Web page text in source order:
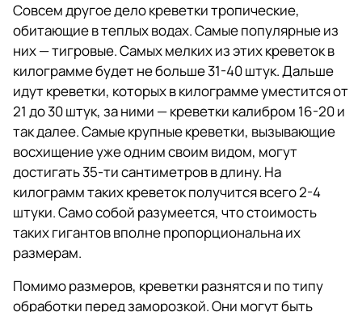
Совсем другое дело креветки тропические,
обитающие в теплых водах. Самые популярные из
них — тигровые. Самых мелких из этих креветок в
килограмме будет не больше 31-40 штук. Дальше
идут креветки, которых в килограмме уместится от
21 до 30 штук, за ними — креветки калибром 16-20 и
так далее. Самые крупные креветки, вызывающие
восхищение уже одним своим видом, могут
достигать 35-ти сантиметров в длину. На
килограмм таких креветок получится всего 2-4
штуки. Само собой разумеется, что стоимость
таких гигантов вполне пропорциональна их
размерам.
Помимо размеров, креветки разнятся и по типу
обработки перед заморозкой. Они могут быть